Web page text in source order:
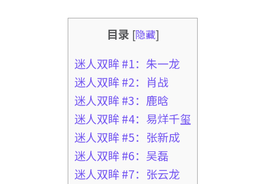
目录 [隐藏]
迷人双眸 #1：朱一龙
迷人双眸 #2：肖战
迷人双眸 #3：鹿晗
迷人双眸 #4：易烊千玺
迷人双眸 #5：张新成
迷人双眸 #6：吴磊
迷人双眸 #7：张云龙